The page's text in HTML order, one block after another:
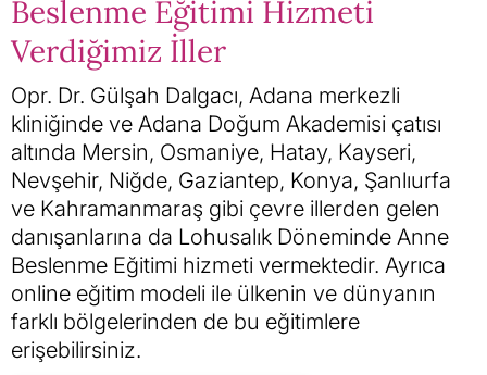
Beslenme Eğitimi Hizmeti
Verdiğimiz İller
Opr. Dr. Gülşah Dalgacı, Adana merkezli
kliniğinde ve Adana Doğum Akademisi çatısı
altında Mersin, Osmaniye, Hatay, Kayseri,
Nevşehir, Niğde, Gaziantep, Konya, Şanlıurfa
ve Kahramanmaraş gibi çevre illerden gelen
danışanlarına da Lohusalık Döneminde Anne
Beslenme Eğitimi hizmeti vermektedir. Ayrıca
online eğitim modeli ile ülkenin ve dünyanın
farklı bölgelerinden de bu eğitimlere
erişebilirsiniz.